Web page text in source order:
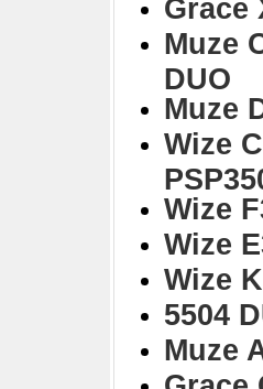
Grace
Muze
DUO
Muze
Wize
Wize
Wize
Wize
5504
Muze